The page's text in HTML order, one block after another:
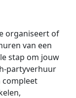
organiseert of
van een
stap om jouw
partyverhuur
compleet